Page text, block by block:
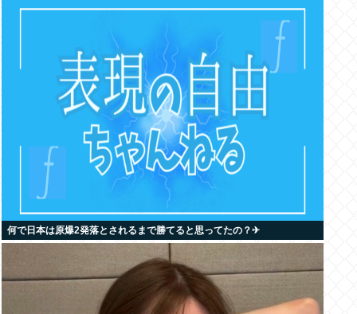
何で日本は原爆2発落とされるまで勝てると思ってたの？‎✈